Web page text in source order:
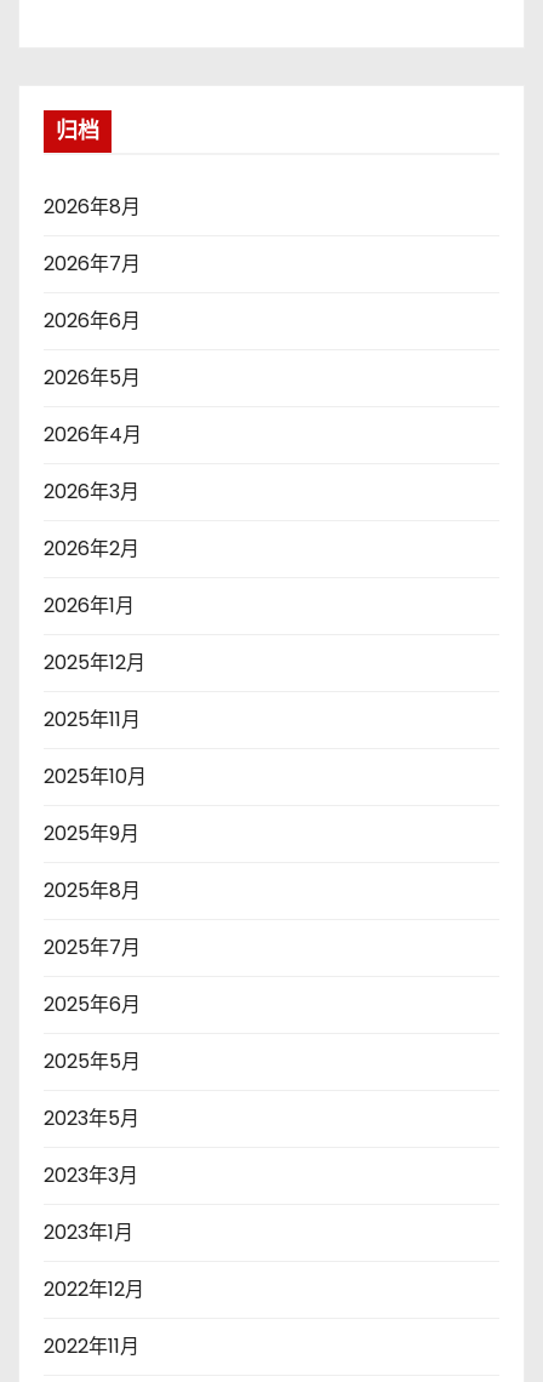
归档
2026年8月
2026年7月
2026年6月
2026年5月
2026年4月
2026年3月
2026年2月
2026年1月
2025年12月
2025年11月
2025年10月
2025年9月
2025年8月
2025年7月
2025年6月
2025年5月
2023年5月
2023年3月
2023年1月
2022年12月
2022年11月